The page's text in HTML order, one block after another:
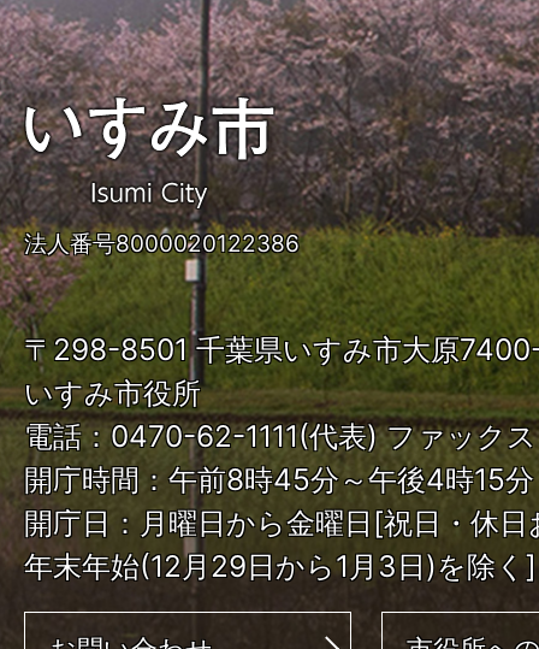
い
す
み
市
ISUMI
City
法人番号8000020122386
〒298-8501 千葉県いすみ市大原
いすみ市役所
電話：0470-62-1111(代表) ファック
開庁時間：午前8時45分～午後4時15分
開庁日：月曜日から金曜日[祝日・休日
年末年始(12月29日から1月3日)を除く]